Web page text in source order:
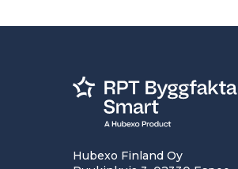
Hubexo Finland Oy